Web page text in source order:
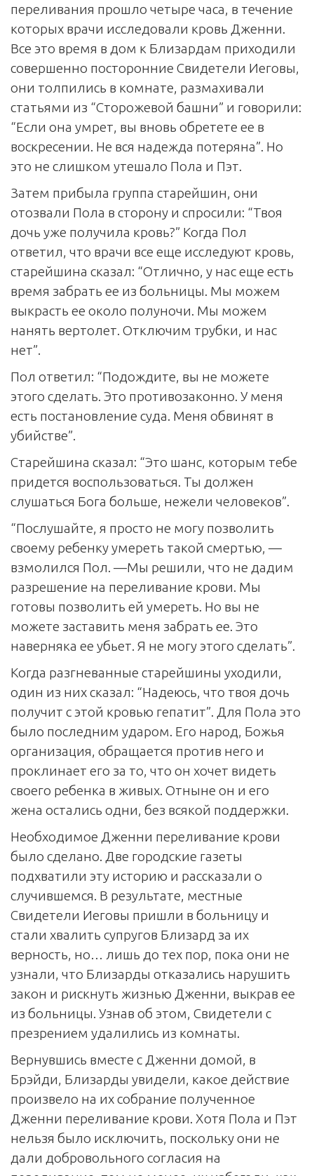
переливания прошло четыре часа, в течение
которых врачи исследовали кровь Дженни.
Все это время в дом к Близардам приходили
совершенно посторонние Свидетели Иеговы,
они толпились в комнате, размахивали
статьями из “Сторожевой башни” и говорили:
“Если она умрет, вы вновь обретете ее в
воскресении. Не вся надежда потеряна”. Но
это не слишком утешало Пола и Пэт.
Затем прибыла группа старейшин, они
отозвали Пола в сторону и спросили: “Твоя
дочь уже получила кровь?” Когда Пол
ответил, что врачи все еще исследуют кровь,
старейшина сказал: “Отлично, у нас еще есть
время забрать ее из больницы. Мы можем
выкрасть ее около полуночи. Мы можем
нанять вертолет. Отключим трубки, и нас
нет”.
Пол ответил: “Подождите, вы не можете
этого сделать. Это противозаконно. У меня
есть постановление суда. Меня обвинят в
убийстве”.
Старейшина сказал: “Это шанс, которым тебе
придется воспользоваться. Ты должен
слушаться Бога больше, нежели человеков”.
“Послушайте, я просто не могу позволить
своему ребенку умереть такой смертью, —
взмолился Пол. —Мы решили, что не дадим
разрешение на переливание крови. Мы
готовы позволить ей умереть. Но вы не
можете заставить меня забрать ее. Это
наверняка ее убьет. Я не могу этого сделать”.
Когда разгневанные старейшины уходили,
один из них сказал: “Надеюсь, что твоя дочь
получит с этой кровью гепатит”. Для Пола это
было последним ударом. Его народ, Божья
организация, обращается против него и
проклинает его за то, что он хочет видеть
своего ребенка в живых. Отныне он и его
жена остались одни, без всякой поддержки.
Необходимое Дженни переливание крови
было сделано. Две городские газеты
подхватили эту историю и рассказали о
случившемся. В результате, местные
Свидетели Иеговы пришли в больницу и
стали хвалить супругов Близард за их
верность, но… лишь до тех пор, пока они не
узнали, что Близарды отказались нарушить
закон и рискнуть жизнью Дженни, выкрав ее
из больницы. Узнав об этом, Свидетели с
презрением удалились из комнаты.
Вернувшись вместе с Дженни домой, в
Брэйди, Близарды увидели, какое действие
произвело на их собрание полученное
Дженни переливание крови. Хотя Пола и Пэт
нельзя было исключить, поскольку они не
дали добровольного согласия на